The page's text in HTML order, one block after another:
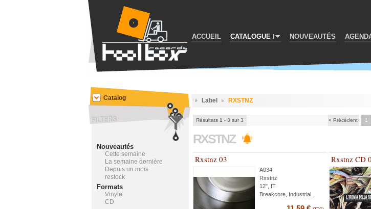
ACCUEIL CATALOGUE NOUVEAUTÉS
Label RXSTNZ
Résultats 1 - 3 sur 3 < Précédent 1
RXSTNZ
Rxstnz 03
A034
Rxstnz
12", IT
Breakcore, Industrial...
Rxstnz CD
Catalog
Nouveautés
Cette semaine
La semaine dernière
Depuis un mois
restock
Formats
Vinyle
CD